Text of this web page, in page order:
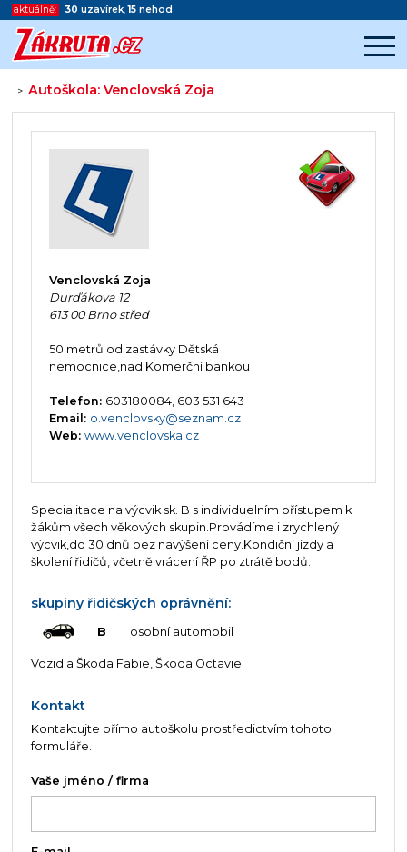
aktuálně: 30 uzavírek,15 nehod
>Autoškola: Venclovská Zoja
Začátek reklamy
Konec reklamy
Venclovská Zoja
Durďákova 12
613 00 Brno střed
50 metrů od zastávky Dětská
nemocnice,nad Komerční bankou
Telefon: 603180084, 603 531 643
Email: o.venclovsky@seznam.cz
Web: www.venclovska.cz
Specialitace na výcvik sk. B s individuelním přístupem k
žákům všech věkových skupin.Provádíme i zrychlený
výcvik,do 30 dnů bez navýšení ceny.Kondiční jízdy a
školení řidičů, včetně vrácení ŘP po ztrátě bodů.
skupiny řidičských oprávnění:
B osobní automobil
Vozidla Škoda Fabie, Škoda Octavie
Kontakt
Kontaktujte přímo autoškolu prostředictvím tohoto
formuláře.
Vaše jméno / firma